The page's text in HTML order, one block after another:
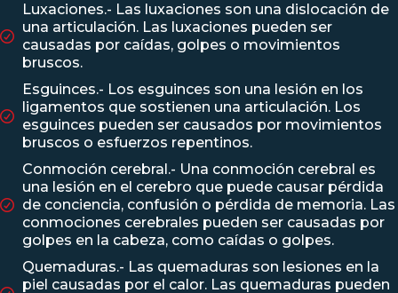
Luxaciones.- Las luxaciones son una dislocación de
una articulación. Las luxaciones pueden ser
causadas por caídas, golpes o movimientos
bruscos.
Esguinces.- Los esguinces son una lesión en los
ligamentos que sostienen una articulación. Los
esguinces pueden ser causados por movimientos
bruscos o esfuerzos repentinos.
Conmoción cerebral.- Una conmoción cerebral es
una lesión en el cerebro que puede causar pérdida
de conciencia, confusión o pérdida de memoria. Las
conmociones cerebrales pueden ser causadas por
golpes en la cabeza, como caídas o golpes.
Quemaduras.- Las quemaduras son lesiones en la
piel causadas por el calor. Las quemaduras pueden